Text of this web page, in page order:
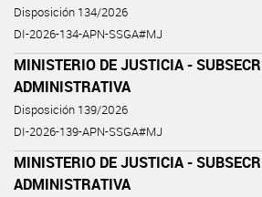
Disposición 134/2026
DI-2026-134-APN-SSGA#MJ
MINISTERIO DE JUSTICIA -
ADMINISTRATIVA
Disposición 139/2026
DI-2026-139-APN-SSGA#MJ
MINISTERIO DE JUSTICIA -
ADMINISTRATIVA